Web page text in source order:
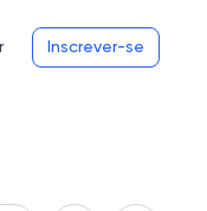
Inscrever-se